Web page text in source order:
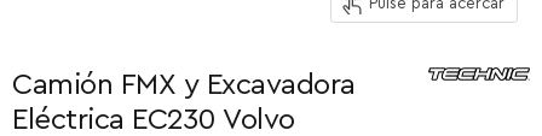
Camión FMX y Excavadora
Eléctrica EC230 Volvo